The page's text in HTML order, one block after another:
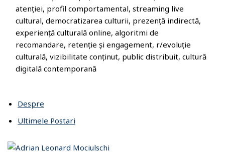
atenției, profil comportamental, streaming live
cultural, democratizarea culturii, prezență indirectă,
experiență culturală online, algoritmi de
recomandare, retenție și engagement, r/evoluție
culturală, vizibilitate conținut, public distribuit, cultură
digitală contemporană
Despre
Ultimele Postari